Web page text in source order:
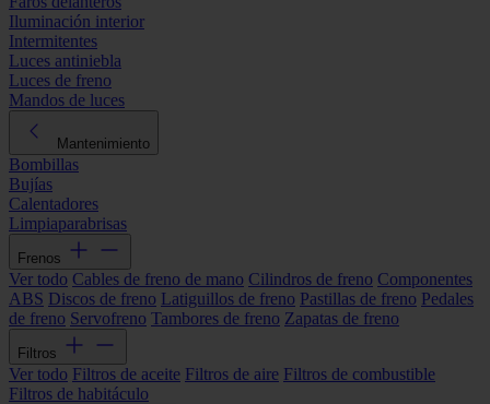
Iluminación interior
Intermitentes
Luces antiniebla
Luces de freno
Mandos de luces
Mantenimiento
Bombillas
Bujías
Calentadores
Limpiaparabrisas
Frenos
Ver todo Cables de freno de mano Cilindros de freno Componentes
ABS Discos de freno Latiguillos de freno Pastillas de freno Pedales
de freno Servofreno Tambores de freno Zapatas de freno
Filtros
Ver todo Filtros de aceite Filtros de aire Filtros de combustible
Filtros de habitáculo